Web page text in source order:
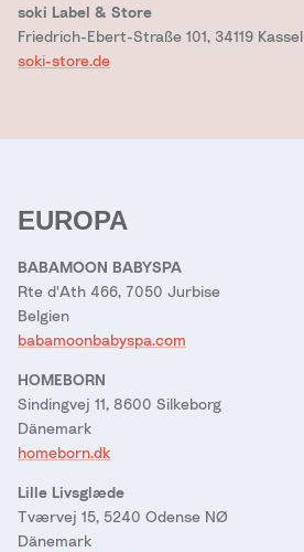
soki Label & Store
Friedrich-Ebert-Straße 101, 34119 Kassel
soki-store.de
EUROPA
BABAMOON BABYSPA
Rte d'Ath 466, 7050 Jurbise
Belgien
babamoonbabyspa.com
HOMEBORN
Sindingvej 11, 8600 Silkeborg
Dänemark
homeborn.dk
Lille Livsglæde
Tværvej 15, 5240 Odense NØ
Dänemark